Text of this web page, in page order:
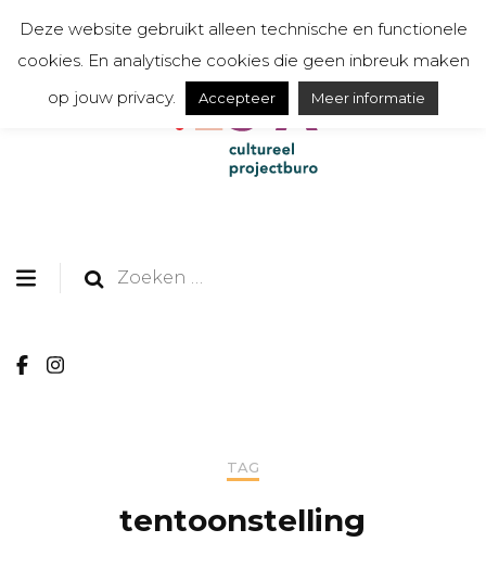
Zoeken
projectburo
TAG
tentoonstelling
Deze website gebruikt alleen technische en functionele
cookies. En analytische cookies die geen inbreuk maken
op jouw privacy.
Accepteer Meer informatie